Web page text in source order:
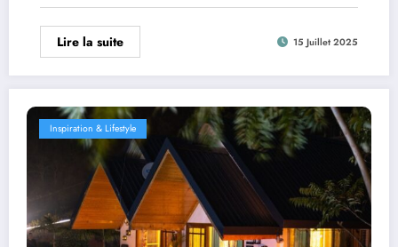
Lire la suite 15 Juillet 2025
Inspiration & Lifestyle